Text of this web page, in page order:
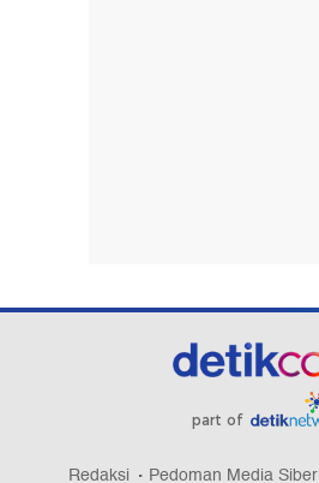
part of
Redaksi Pedoman Media Siber